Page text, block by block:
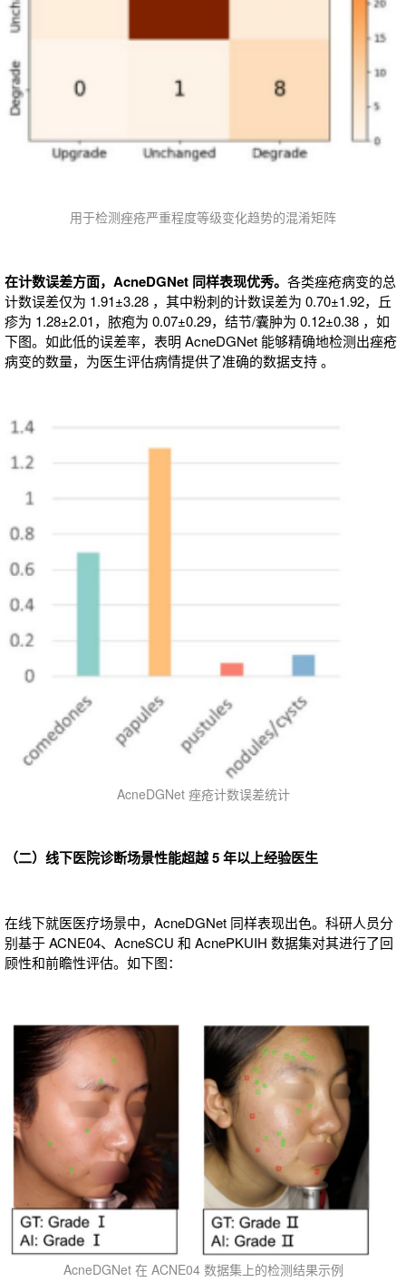
用于检测痤疮严重程度等级变化趋势的混淆矩阵
在计数误差方面，AcneDGNet 同样表现优秀。 各类痤疮病变的总
计数误差仅为 1.91±3.28 ，其中粉刺的计数误差为 0.70±1.92，丘
疹为 1.28±2.01，脓疱为 0.07±0.29，结节/囊肿为 0.12±0.38 ，如
下图。如此低的误差率，表明 AcneDGNet 能够精确地检测出痤疮
病变的数量，为医生评估病情提供了准确的数据支持 。
AcneDGNet 痤疮计数误差统计
（二）线下医院诊断场景性能超越 5 年以上经验医生
在线下就医医疗场景中，AcneDGNet 同样表现出色。科研人员分
别基于 ACNE04、AcneSCU 和 AcnePKUIH 数据集对其进行了回
顾性和前瞻性评估。如下图：
AcneDGNet 在 ACNE04 数据集上的检测结果示例